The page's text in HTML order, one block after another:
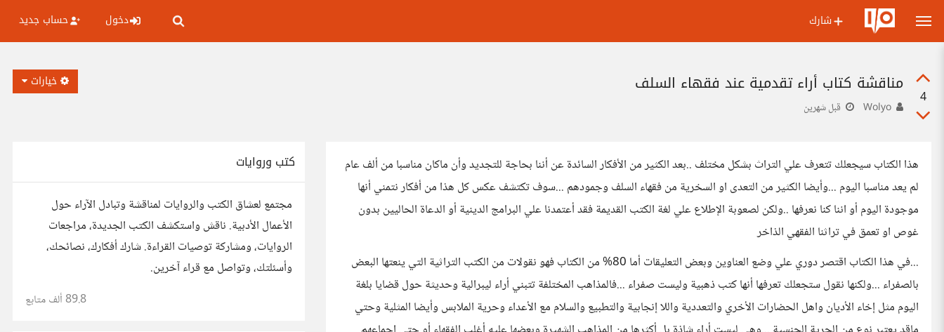
شارك دخول حساب جديد
4
مناقشة كتاب أراء تقدمية عند فقهاء السلف
قبل شهرين
خيارات
هذا الكتاب سيجعلك تتعرف علي التراث بشكل مختلف ..بعد الكثير من الأفكار السائدة عن أننا بحاجة للتجديد وأن ماكان مناسبا من ألف عام
لم يعد مناسبا اليوم ...وأيضا الكثير من التعدى او السخرية من فقهاء السلف وجمودهم ...سوف تكتشف عكس كل هذا من أفكار نتمني أنها
موجودة اليوم أو اننا كنا نعرفها ..ولكن لصعوبة الإطلاع علي لغة الكتب القديمة فقد أعتمدنا علي البرامج الدينية أو الدعاة الحاليين بدون
غوص او تعمق في تراثنا الفقهي الذاخر
...في هذا الكتاب اقتصر دوري علي وضع العناوين وبعض التعليقات أما 80% من الكتاب فهو نقولات من الكتب التراثية التي ينعتها البعض
بالصفراء ...ولكنها نقول ستجعلك تعرفها أنها كتب ذهبية وليست صفراء ...فالمذاهب المختلفة تتبني أراء ليبرالية وحديثة حول قضايا بلغة
اليوم مثل إخاء الأديان واهل الحضارات الأخري والتعددية واللا إنجابية والتطبيع والسلام مع الأعداء وحرية الملابس وأيضا المثلية وحتي
كتب وروايات
مجتمع لعشاق الكتب والروايات لمناقشة وتبادل الآراء حول
الأعمال الأدبية. ناقش واستكشف الكتب الجديدة، مراجعات
الروايات، ومشاركة توصيات القراءة. شارك أفكارك، نصائحك،
وأسئلتك، وتواصل مع قراء آخرين.
89.8 ألف متابع